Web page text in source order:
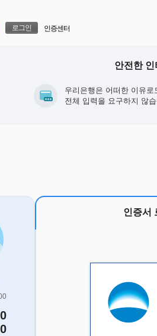
로그인 인증센터
안전한
우리은행은 어떠한 이유로
전체 입력을 요구하지 않
인증서
우리